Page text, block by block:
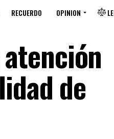
RECUERDO OPINION
de